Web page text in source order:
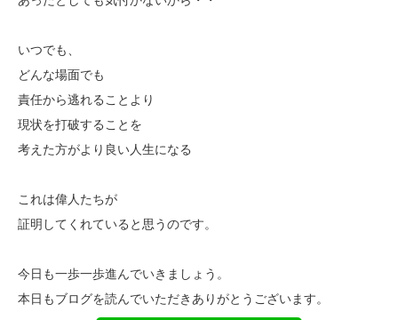
いつでも、
どんな場面でも
責任から逃れることより
現状を打破することを
考えた方がより良い人生になる
これは偉人たちが
証明してくれていると思うのです。
今日も一歩一歩進んでいきましょう。
本日もブログを読んでいただきありがとうございます。